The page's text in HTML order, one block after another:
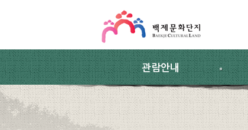
관람안내